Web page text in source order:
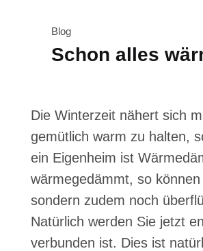
Blog
Schon alles
Die Winterzeit nähert sich
gemütlich warm zu halten,
ein Eigenheim ist
wärmegedämmt, so
sondern zudem noch
Natürlich werden Sie jetzt
verbunden ist. Dies ist